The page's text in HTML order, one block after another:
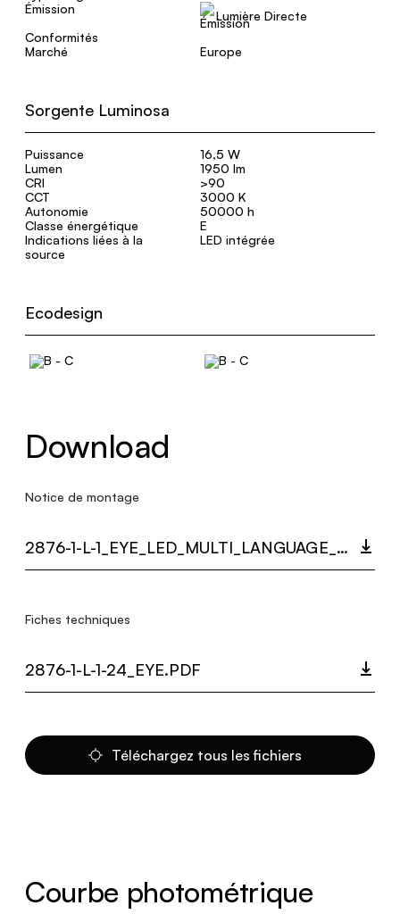
Émission
Lumière Directe
Conformités
Marché
Europe
Sorgente Luminosa
Puissance
16,5 W
Lumen
1950 lm
CRI
>90
CCT
3000 K
Autonomie
50000 h
Classe énergétique
E
Indications liées à la
source
LED intégrée
Ecodesign
Download
Notice de montage
2876-1-L-1_EYE_LED_MULTI_LANGUAGE_9328_INST.PDF
Fiches techniques
2876-1-L-1-24_EYE.PDF
Téléchargez tous les fichiers
Courbe photométrique